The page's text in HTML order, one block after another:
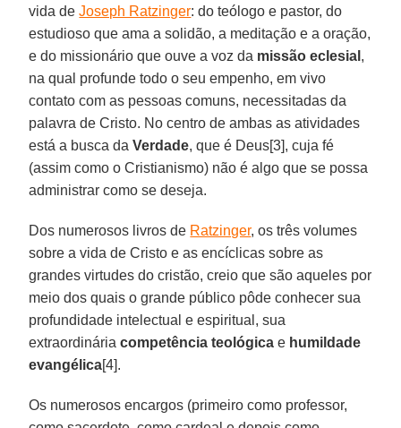
vida deJoseph Ratzinger: do teólogo e pastor, do
estudioso que ama a solidão, a meditação e a oração,
e do missionário que ouve a voz da missão eclesial ,
na qual profunde todo o seu empenho, em vivo
contato com as pessoas comuns, necessitadas da
palavra de Cristo. No centro de ambas as atividades
está a busca daVerdade, que é Deus[3], cuja fé
(assim como o Cristianismo) não é algo que se possa
administrar como se deseja.
Dos numerosos livros de Ratzinger, os três volumes
sobre a vida de Cristo e as encíclicas sobre as
grandes virtudes do cristão, creio que são aqueles por
meio dos quais o grande público pôde conhecer sua
profundidade intelectual e espiritual, sua
extraordináriacompetência teológica e humildade
evangélica[4].
Os numerosos encargos (primeiro como professor,